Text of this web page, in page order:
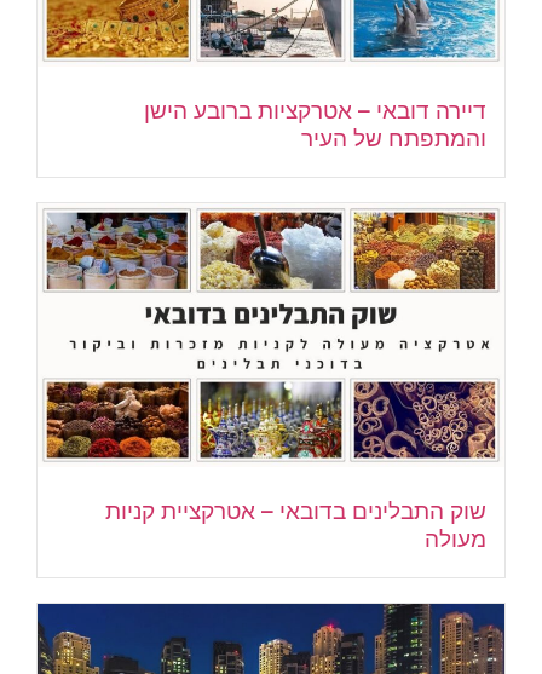
דיירה דובאי – אטרקציות ברובע הישן
והמתפתח של העיר
שוק התבלינים בדובאי – אטרקציית קניות
מעולה